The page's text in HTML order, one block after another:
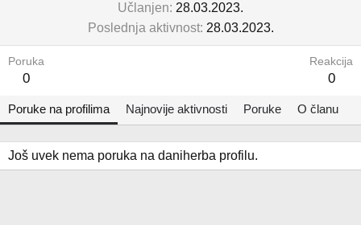
Učlanjen 28.03.2023.
Poslednja aktivnost 28.03.2023.
Poruka
0
Reakcija
0
Poruke na profilima Najnovije aktivnosti Poruke O članu
Još uvek nema poruka na daniherba profilu.